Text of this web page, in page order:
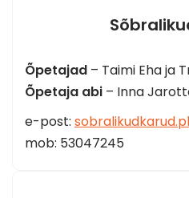
Õpetajad – Taimi Eha ja
Õpetaja abi – Inna
e-post:
mob: 53047245